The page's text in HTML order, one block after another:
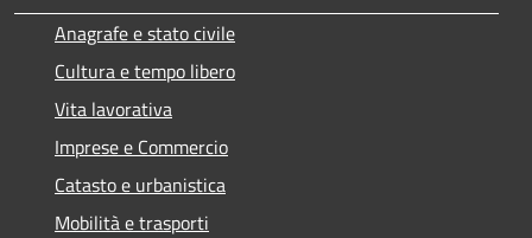
Anagrafe e stato civile
Cultura e tempo libero
Vita lavorativa
Imprese e Commercio
Catasto e urbanistica
Mobilità e trasporti